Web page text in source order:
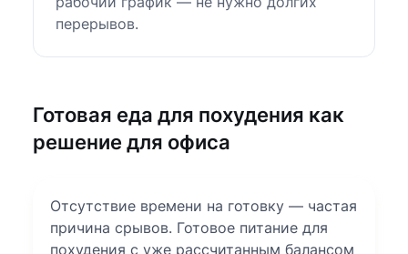
перерывов.
Готовая еда для похудения как
решение для офиса
Отсутствие времени на готовку — частая
причина срывов. Готовое питание для
похудения с уже рассчитанным балансом